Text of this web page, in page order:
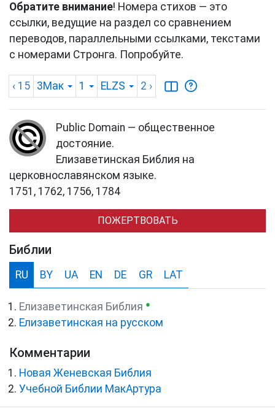
Обратите внимание! Номера стихов — это
ссылки, ведущие на раздел со сравнением
переводов, параллельными ссылками, текстами
с номерами Стронга. Попробуйте.
‹ 15 3Мак 1 ELZS 2 ›
Public Domain — общественное
достояние.
Елизаветинская Библия на
церковнославянском языке.
1751, 1762, 1756, 1784
ПОЖЕРТВОВАТЬ
Библии
RU BY UA EN DE GR LAT
Елизаветинская Библия ●
Елизаветинская на русском
Комментарии
Новая Женевская Библия
Учебной Библии МакАртура